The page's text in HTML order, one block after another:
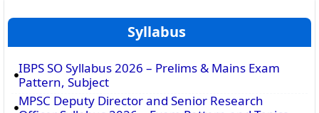
Syllabus
IBPS SO Syllabus 2026 – Prelims & Mains Exam
Pattern, Subject
MPSC Deputy Director and Senior Research